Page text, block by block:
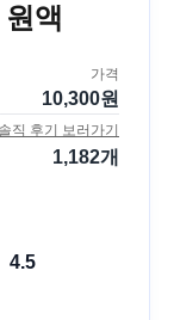
액
가격
10,300원
솔직 후기 보러가기
1,182개
4.5